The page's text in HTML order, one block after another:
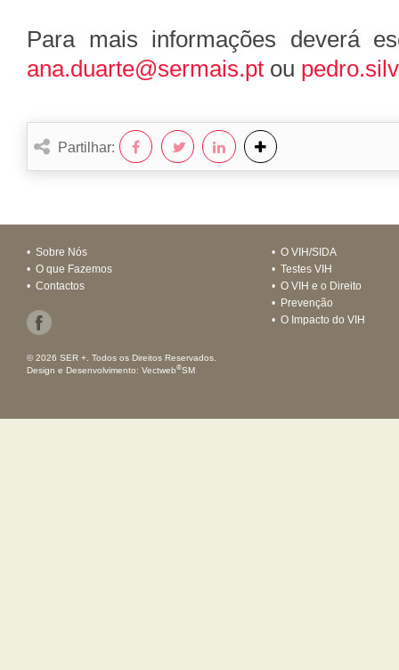
Para mais informações deverá
ana.duarte@sermais.pt ou
Partilhar:
• Sobre Nós
• O que Fazemos
• Contactos
• O VIH/SIDA
• Testes VIH
• O VIH e o Direito
• Prevenção
• O Impacto do VIH
© 2026 SER +. Todos os Direitos Reservados.
Design e Desenvolvimento: Vectweb®SM